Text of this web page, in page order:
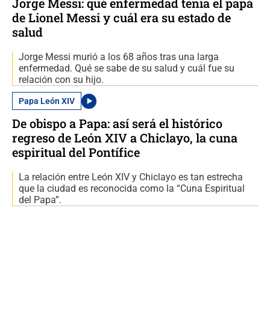
de Lionel Messi y cuál era su estado de
salud
Jorge Messi murió a los 68 años tras una larga
enfermedad. Qué se sabe de su salud y cuál fue su
relación con su hijo.
Papa León XIV
De obispo a Papa: así será el histórico
regreso de León XIV a Chiclayo, la cuna
espiritual del Pontífice
La relación entre León XIV y Chiclayo es tan estrecha
que la ciudad es reconocida como la “Cuna Espiritual
del Papa”.